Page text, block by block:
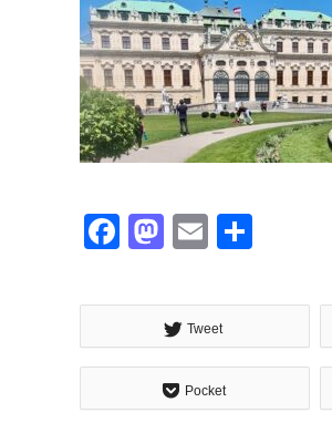
Facebook
Mastodon
Email
Tweet
Pocket